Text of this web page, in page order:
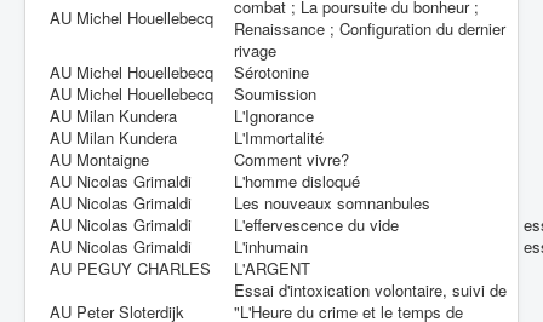
AU Michel Houellebecq
combat ; La poursuite du bonheur ;
Renaissance ; Configuration du dernier
rivage
AU Michel Houellebecq
Sérotonine
AU Michel Houellebecq
Soumission
AU Milan Kundera
L'Ignorance
AU Milan Kundera
L'Immortalité
AU Montaigne
Comment vivre?
AU Nicolas Grimaldi
L'homme disloqué
AU Nicolas Grimaldi
Les nouveaux somnanbules
AU Nicolas Grimaldi
L'effervescence du vide
AU Nicolas Grimaldi
L'inhumain
AU PEGUY CHARLES
L'ARGENT
AU Peter Sloterdijk
Essai d'intoxication volontaire, suivi de
"L'Heure du crime et le temps de